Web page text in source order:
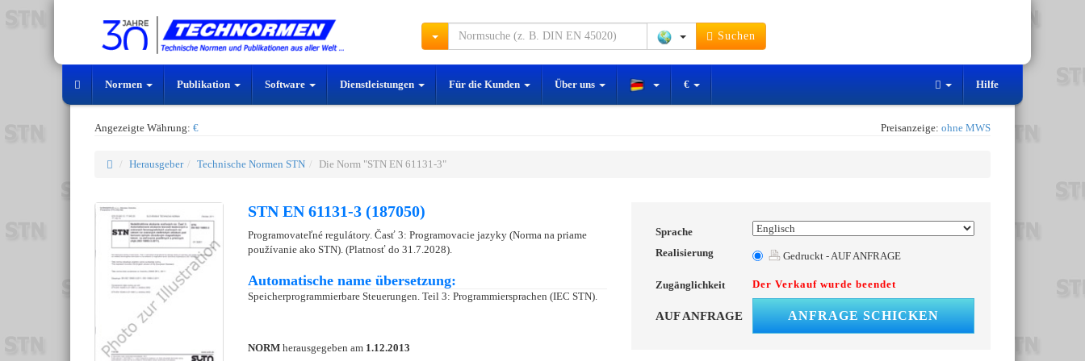
Suchen
Normen Publikation Software Dienstleistungen Für die Kunden Über uns € Hilfe
Angezeigte Währung: € Preisanzeige: ohne MWS
Herausgeber Technische Normen STN Die Norm "STN EN 61131-3"
STN EN 61131-3 (187050)
Programovateľné regulátory. Časť 3: Programovacie jazyky (Norma na priame
používanie ako STN). (Platnosť do 31.7.2028).
Automatische name übersetzung:
Speicherprogrammierbare Steuerungen. Teil 3: Programmiersprachen (IEC STN).
NORM herausgegeben am 1.12.2013
Sprache
Realisierung
Gedruckt - AUF ANFRAGE
Zugänglichkeit Der Verkauf wurde beendet
AUF ANFRAGE ANFRAGE SCHICKEN